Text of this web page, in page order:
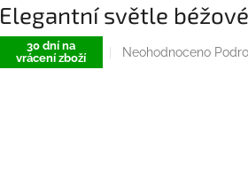
Elegantní světle
30 dní na
vrácení zboží
Průměrné
Neohodnoceno